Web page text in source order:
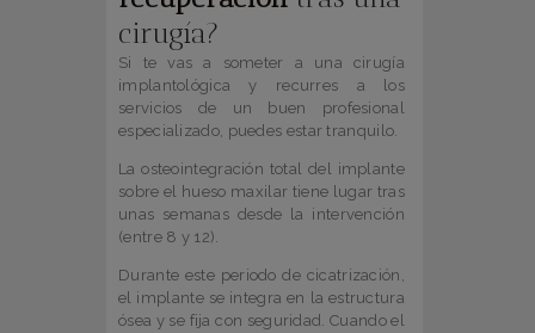
cirugía?
Si te vas a someter a una cirugía
implantológica y recurres a los
servicios de un buen profesional
especializado, puedes estar tranquilo.
La osteointegración total del implante
sobre el hueso maxilar tiene lugar tras
unas semanas desde la intervención
(entre 8 y 12).
Durante este periodo de cicatrización,
el implante se integra en la estructura
ósea y se fija con seguridad. Cuando el